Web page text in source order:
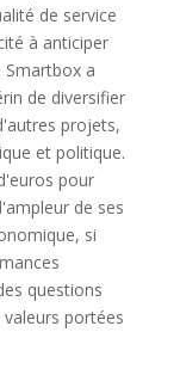
de service
à anticiper
Smartbox a
de diversifier
projets,
et politique.
pour
de ses
si
questions
portées